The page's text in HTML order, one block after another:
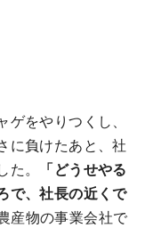
ゲをやりつくし、
に負けたあと、社
た。
「どうせやる
で、社長の近くで
産物の事業会社で